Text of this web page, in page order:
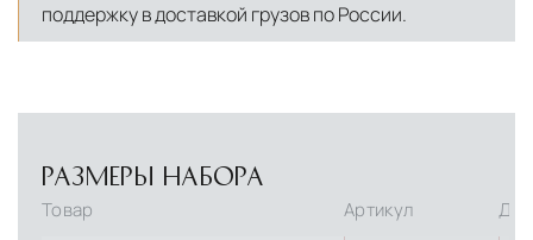
поддержку в доставкой грузов по России.
РАЗМЕРЫ НАБОРА
Товар Артикул